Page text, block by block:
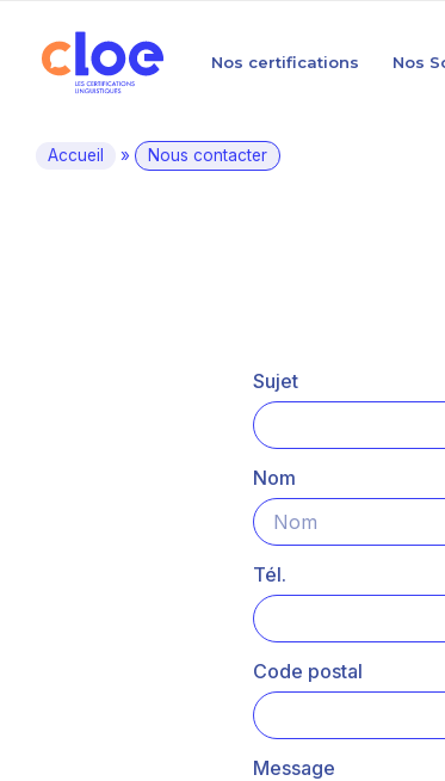
Nos certifications Nos
Accueil » Nous contacter
Sujet
Nom
Tél.
Code postal
Message